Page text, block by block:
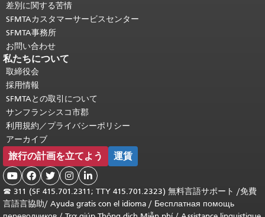
差別に関する苦情
SFMTAカスタマーサービスセンター
SFMTA事務所
お問い合わせ
私たちについて
取締役会
採用情報
SFMTAとの取引について
サンフランシスコ市郡
利用規約／プライバシーポリシー
アーカイブ
旅行の計画を立てよう 運賃
    
☎ 311 (SF 415.701.2311; TTY 415.701.2323) 無料言語サポート /免費
言語言協助/ Ayuda gratis con el idioma / Бесплатная помощь